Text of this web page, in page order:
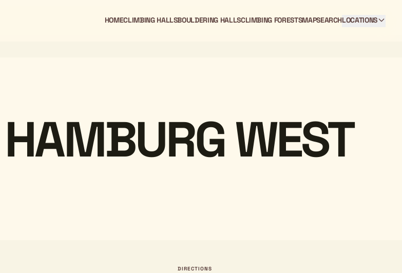
HOMECLIMBING HALLSBOULDERING HALLSCLIMBING FORESTSMAPSEARCHLOCATIONS
WEST
DIRECTIONS